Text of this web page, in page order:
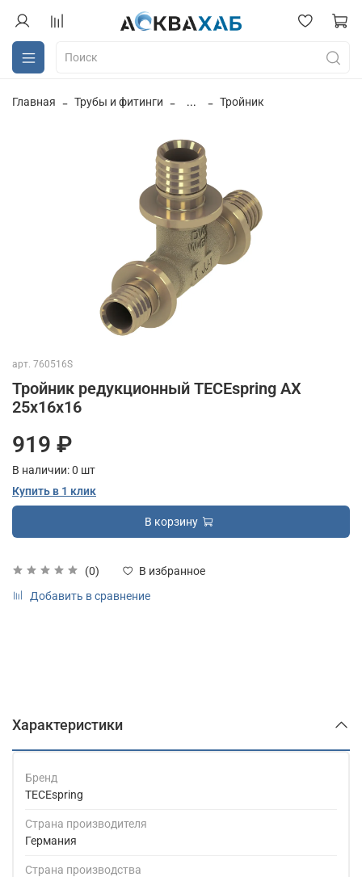
Главная Трубы и фитинги ... Тройник
арт. 760516S
Тройник редукционный TECEspring AX
25х16х16
(0)
В избранное
Добавить в сравнение
919 ₽
В наличии:0 шт
Купить в 1 клик
В корзину
Характеристики
Бренд
TECEspring
Страна производителя
Германия
Страна производства